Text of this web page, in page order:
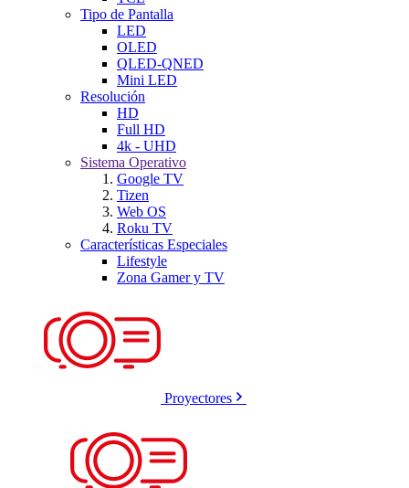
Tipo de Pantalla
LED
OLED
QLED-QNED
Mini LED
Resolución
HD
Full HD
4k - UHD
Sistema Operativo
Google TV
Tizen
Web OS
Roku TV
Características Especiales
Lifestyle
Zona Gamer y TV
Proyectores